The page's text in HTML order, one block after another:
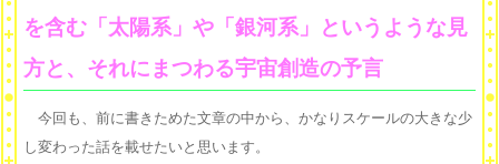
を含む「太陽系」や「銀河系」というような見
方と、それにまつわる宇宙創造の予言
今回も、前に書きためた文章の中から、かなりスケールの大きな少
し変わった話を載せたいと思います。